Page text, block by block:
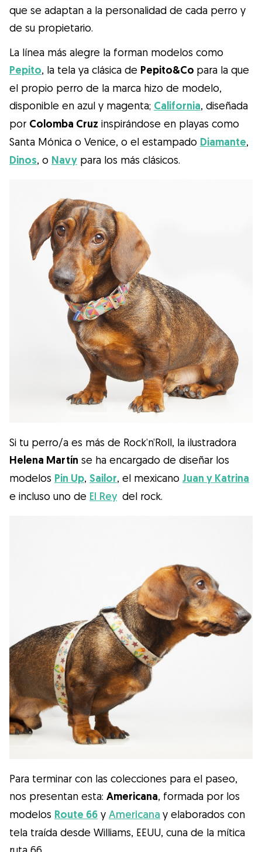
que se adaptan a la personalidad de cada perro y
de su propietario.
La línea más alegre la forman modelos como
Pepito, la tela ya clásica de Pepito&Co para la que
el propio perro de la marca hizo de modelo,
disponible en azul y magenta; California, diseñada
por Colomba Cruz inspirándose en playas como
Santa Mónica o Venice, o el estampado Diamante,
Dinos, o Navy para los más clásicos.
Si tu perro/a es más de Rock’n’Roll, la ilustradora
Helena Martín se ha encargado de diseñar los
modelos Pin Up, Sailor, el mexicano Juan y Katrina
e incluso uno de El Rey del rock.
Para terminar con las colecciones para el paseo,
nos presentan esta: Americana, formada por los
modelos Route 66 y Americana y elaborados con
tela traída desde Williams, EEUU, cuna de la mítica